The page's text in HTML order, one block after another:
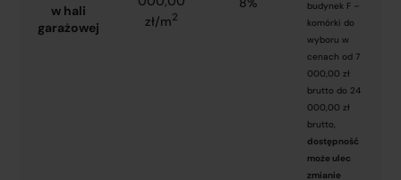
w hali
garażowej
zł/m2
budynek F –
komórki do
wyboru w
cenach od 7
000,00 zł
brutto do 24
000,00 zł
brutto,
dostępność
może ulec
zmianie